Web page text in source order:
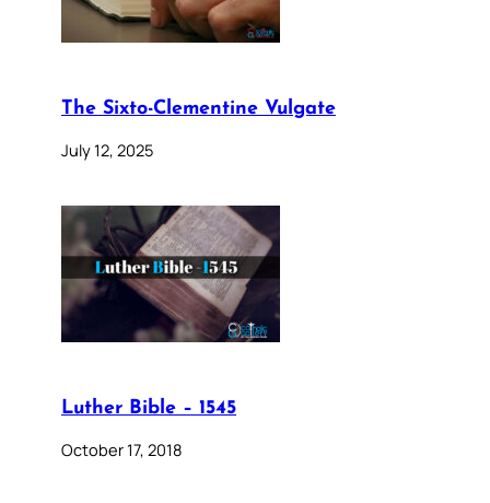
The Sixto-Clementine Vulgate
July 12, 2025
Luther Bible – 1545
October 17, 2018